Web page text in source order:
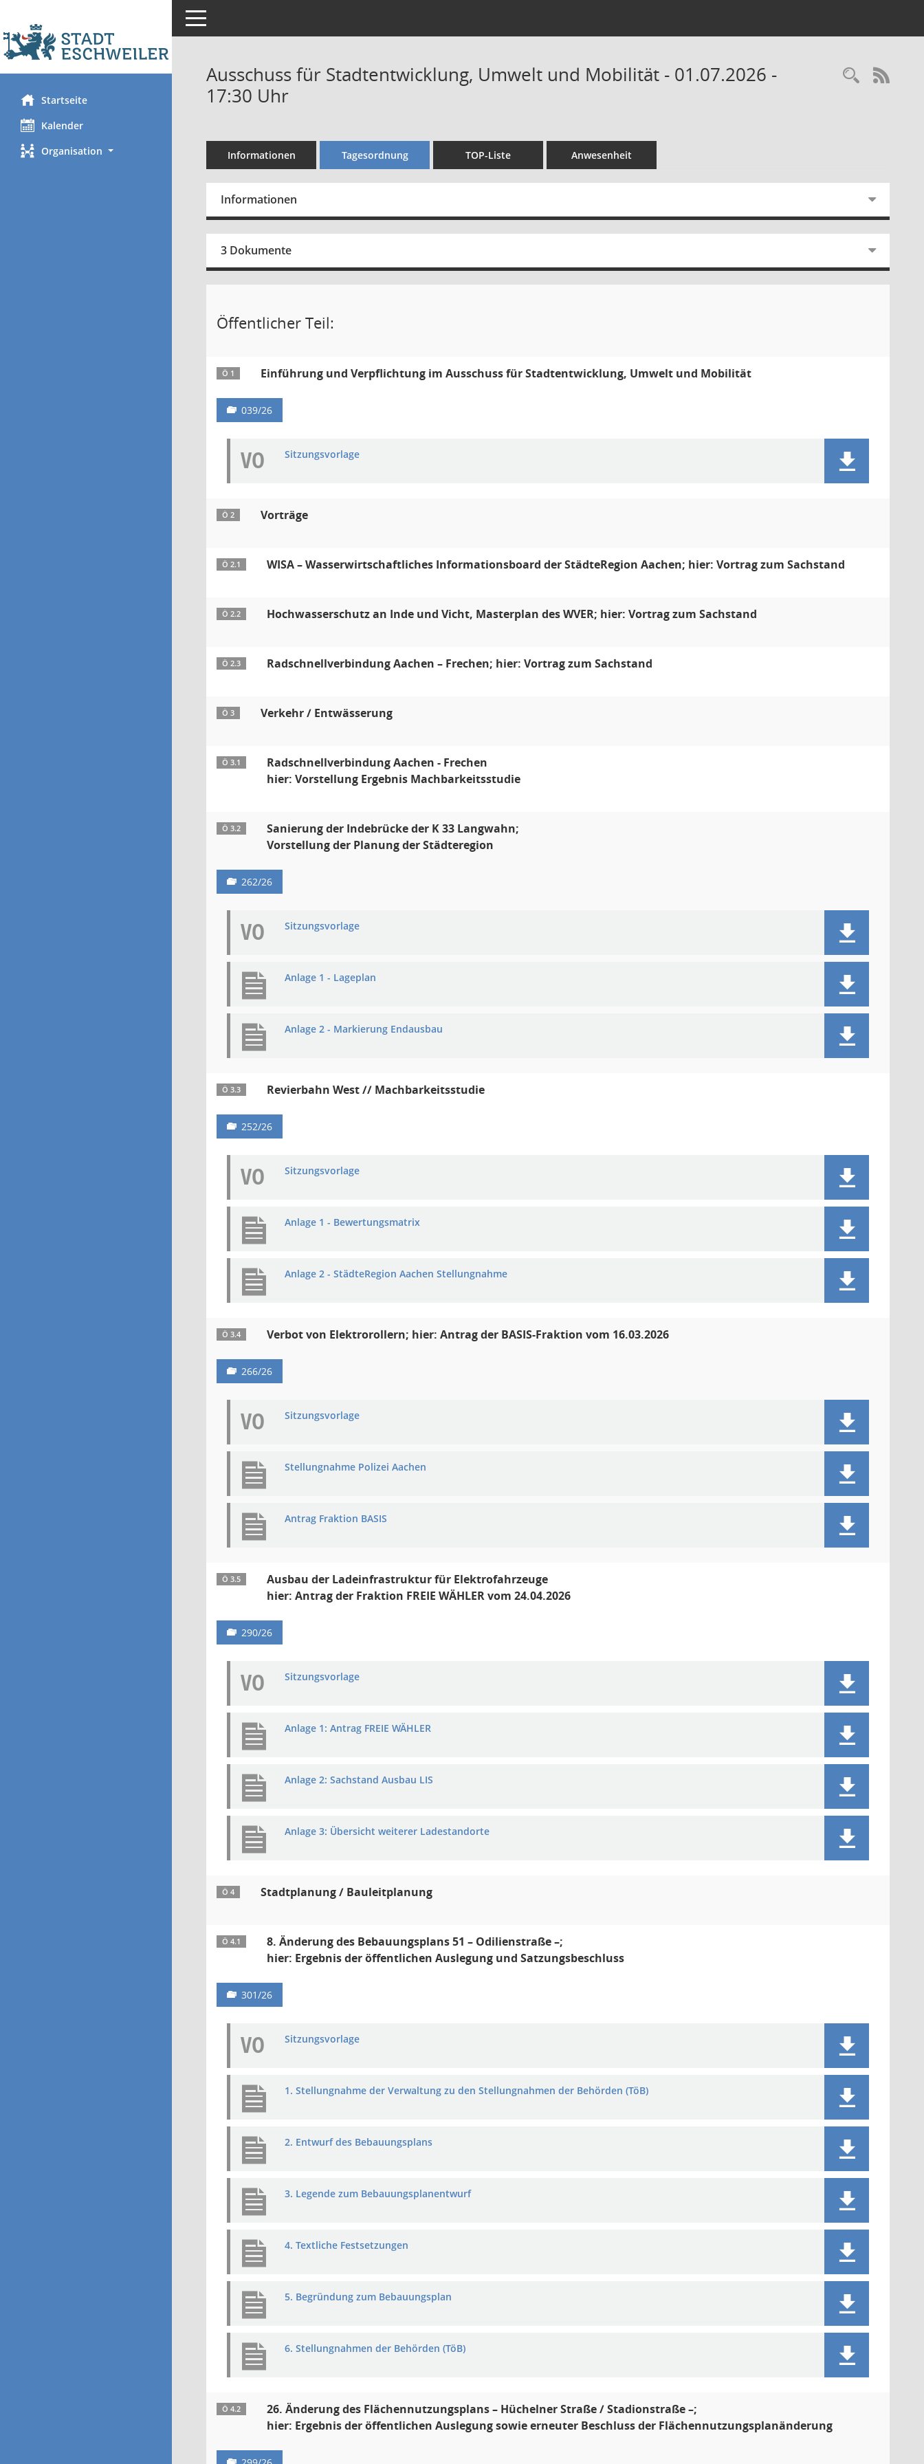
Startseite
Kalender
Organisation
Toggle navigation
Ausschuss für Stadtentwicklung, Umwelt und Mobilität - 01.07.2026 -
17:30 Uhr
Informationen Tagesordnung TOP-Liste Anwesenheit
Informationen
3 Dokumente
Öffentlicher Teil:
Ö 1 Einführung und Verpflichtung im Ausschuss für Stadtentwicklung, Umwelt und Mobilität
039/26
VO Sitzungsvorlage
Ö 2 Vorträge
Ö 2.1 WISA – Wasserwirtschaftliches Informationsboard der StädteRegion Aachen; hier: Vortrag zum Sachstand
Ö 2.2 Hochwasserschutz an Inde und Vicht, Masterplan des WVER; hier: Vortrag zum Sachstand
Ö 2.3 Radschnellverbindung Aachen – Frechen; hier: Vortrag zum Sachstand
Ö 3 Verkehr / Entwässerung
Ö 3.1
Radschnellverbindung Aachen - Frechen
hier: Vorstellung Ergebnis Machbarkeitsstudie
Ö 3.2
Sanierung der Indebrücke der K 33 Langwahn;
Vorstellung der Planung der Städteregion
262/26
VO Sitzungsvorlage
Anlage 1 - Lageplan
Anlage 2 - Markierung Endausbau
Ö 3.3 Revierbahn West // Machbarkeitsstudie
252/26
VO Sitzungsvorlage
Anlage 1 - Bewertungsmatrix
Anlage 2 - StädteRegion Aachen Stellungnahme
Ö 3.4 Verbot von Elektrorollern; hier: Antrag der BASIS-Fraktion vom 16.03.2026
266/26
VO Sitzungsvorlage
Stellungnahme Polizei Aachen
Antrag Fraktion BASIS
Ö 3.5
Ausbau der Ladeinfrastruktur für Elektrofahrzeuge
hier: Antrag der Fraktion FREIE WÄHLER vom 24.04.2026
290/26
VO Sitzungsvorlage
Anlage 1: Antrag FREIE WÄHLER
Anlage 2: Sachstand Ausbau LIS
Anlage 3: Übersicht weiterer Ladestandorte
Ö 4 Stadtplanung / Bauleitplanung
Ö 4.1
8. Änderung des Bebauungsplans 51 – Odilienstraße –;
hier: Ergebnis der öffentlichen Auslegung und Satzungsbeschluss
301/26
VO Sitzungsvorlage
1. Stellungnahme der Verwaltung zu den Stellungnahmen der Behörden (TöB)
2. Entwurf des Bebauungsplans
3. Legende zum Bebauungsplanentwurf
4. Textliche Festsetzungen
5. Begründung zum Bebauungsplan
6. Stellungnahmen der Behörden (TöB)
Ö 4.2
26. Änderung des Flächennutzungsplans – Hüchelner Straße / Stadionstraße –;
hier: Ergebnis der öffentlichen Auslegung sowie erneuter Beschluss der Flächennutzungsplanänderung